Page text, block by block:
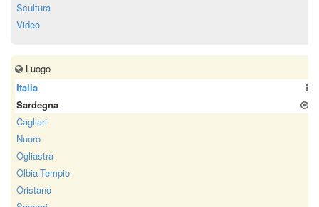
Scultura
Video
Luogo
Italia
Sardegna
Cagliari
Nuoro
Ogliastra
Olbia-Tempio
Oristano